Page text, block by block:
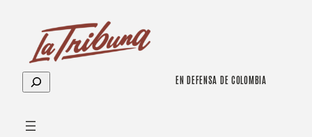
contenido
Buscar EN DEFENSA DE COLOMBIA